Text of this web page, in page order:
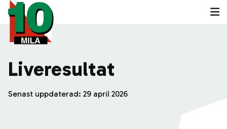
Liveresultat
Senast uppdaterad: 29 april 2026